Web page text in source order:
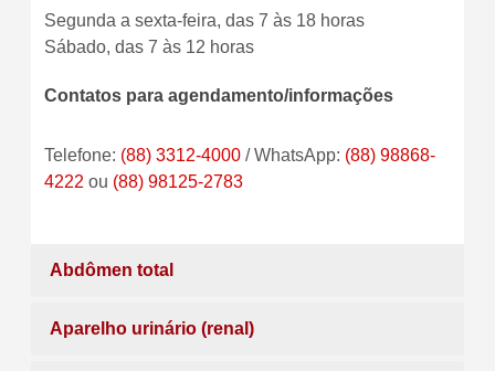
Segunda a sexta-feira, das 7 às 18 horas
Sábado, das 7 às 12 horas
Contatos para agendamento/informações
Telefone: (88) 3312-4000 / WhatsApp: (88) 98868-
4222 ou (88) 98125-2783
Abdômen total
Aparelho urinário (renal)